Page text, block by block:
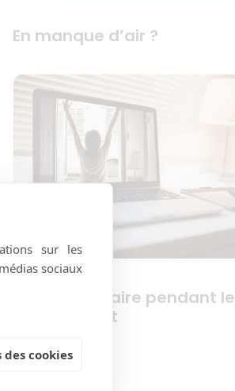
En manque d’air ?
5 choses à faire pendant le
confinement
sur les
sociaux
cookies